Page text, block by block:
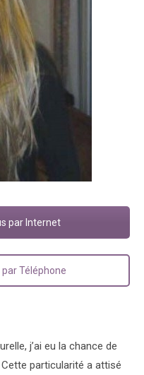
j’ai eu la chance de
particularité a attisé
par Internet
Téléphone